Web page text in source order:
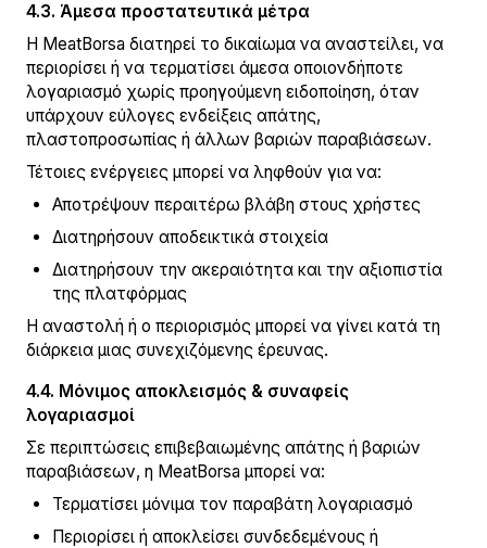
4.3. Άμεσα προστατευτικά μέτρα
Η MeatBorsa διατηρεί το δικαίωμα να αναστείλει, να
περιορίσει ή να τερματίσει άμεσα οποιονδήποτε
λογαριασμό χωρίς προηγούμενη ειδοποίηση, όταν
υπάρχουν εύλογες ενδείξεις απάτης,
πλαστοπροσωπίας ή άλλων βαριών παραβιάσεων.
Τέτοιες ενέργειες μπορεί να ληφθούν για να:
Αποτρέψουν περαιτέρω βλάβη στους χρήστες
Διατηρήσουν αποδεικτικά στοιχεία
Διατηρήσουν την ακεραιότητα και την αξιοπιστία
της πλατφόρμας
Η αναστολή ή ο περιορισμός μπορεί να γίνει κατά τη
διάρκεια μιας συνεχιζόμενης έρευνας.
4.4. Μόνιμος αποκλεισμός & συναφείς
λογαριασμοί
Σε περιπτώσεις επιβεβαιωμένης απάτης ή βαριών
παραβιάσεων, η MeatBorsa μπορεί να:
Τερματίσει μόνιμα τον παραβάτη λογαριασμό
Περιορίσει ή αποκλείσει συνδεδεμένους ή